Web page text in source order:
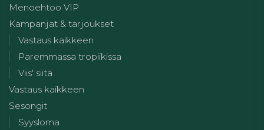
Menoehtoo VIP
Kampanjat & tarjoukset
Vastaus kaikkeen
Paremmassa tropiikissa
Viis' siitä
Vastaus kaikkeen
Sesongit
Syysloma